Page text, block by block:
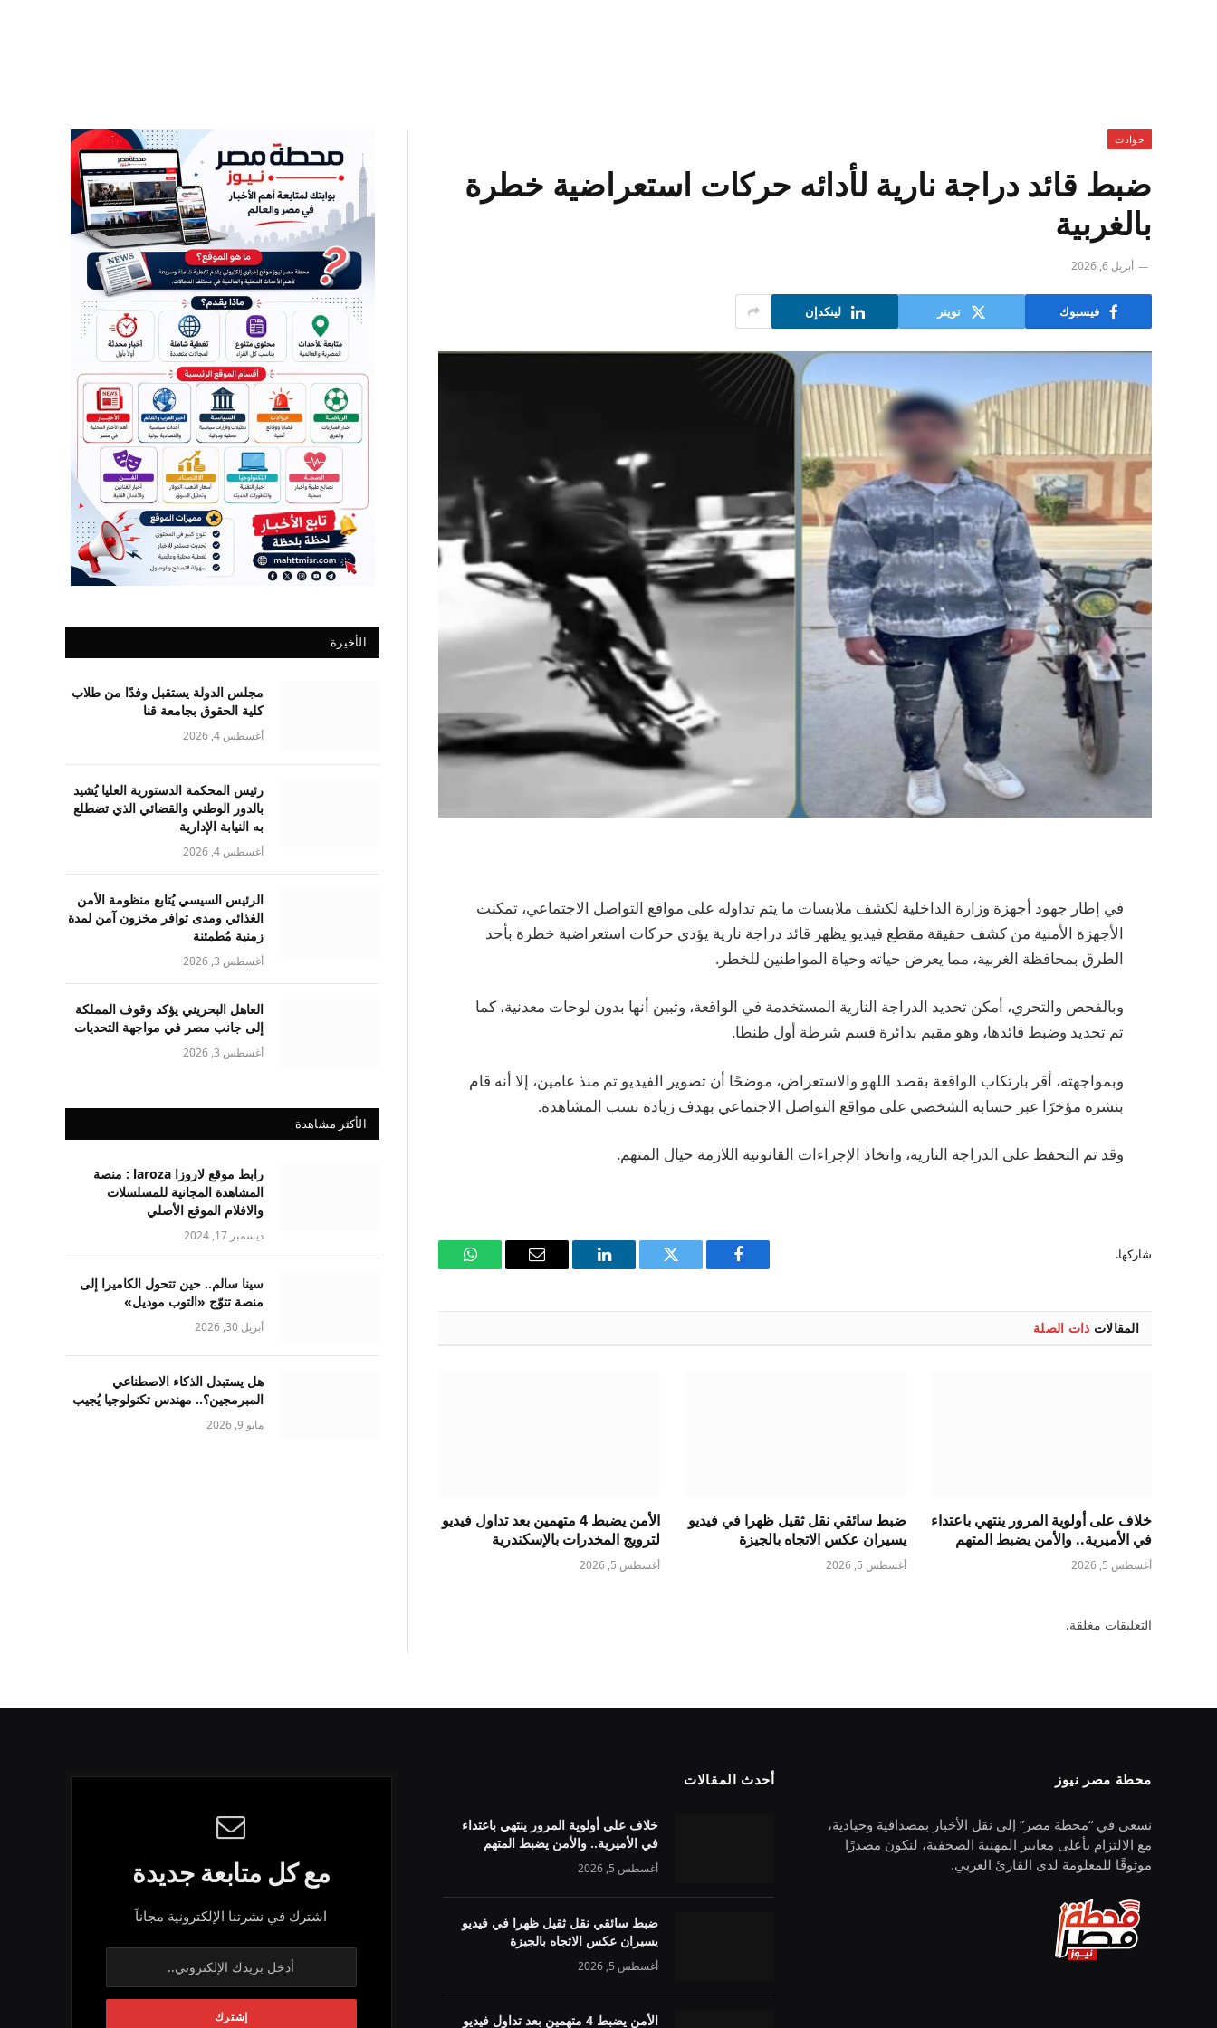
حوادث
ضبط قائد دراجة نارية لأدائه حركات استعراضية خطرة
بالغربية
أبريل 6, 2026
فيسبوك تويتر لينكدإن
في إطار جهود أجهزة وزارة الداخلية لكشف ملابسات ما يتم تداوله على مواقع التواصل الاجتماعي، تمكنت
الأجهزة الأمنية من كشف حقيقة مقطع فيديو يظهر قائد دراجة نارية يؤدي حركات استعراضية خطرة بأحد
الطرق بمحافظة الغربية، مما يعرض حياته وحياة المواطنين للخطر.
وبالفحص والتحري، أمكن تحديد الدراجة النارية المستخدمة في الواقعة، وتبين أنها بدون لوحات معدنية، كما
تم تحديد وضبط قائدها، وهو مقيم بدائرة قسم شرطة أول طنطا.
وبمواجهته، أقر بارتكاب الواقعة بقصد اللهو والاستعراض، موضحًا أن تصوير الفيديو تم منذ عامين، إلا أنه قام
بنشره مؤخرًا عبر حسابه الشخصي على مواقع التواصل الاجتماعي بهدف زيادة نسب المشاهدة.
وقد تم التحفظ على الدراجة النارية، واتخاذ الإجراءات القانونية اللازمة حيال المتهم.
شاركها.
فيسبوك
تويتر لينكدإن
البريد
واتساب
المقالات ذات الصلة
خلاف على أولوية المرور ينتهي باعتداء
في الأميرية.. والأمن يضبط المتهم
أغسطس 5, 2026
ضبط سائقي نقل ثقيل ظهرا في فيديو
يسيران عكس الاتجاه بالجيزة
أغسطس 5, 2026
الأمن يضبط 4 متهمين بعد تداول فيديو
لترويج المخدرات بالإسكندرية
أغسطس 5, 2026
التعليقات مغلقة.
الأخيرة
مجلس الدولة يستقبل وفدًا من طلاب
كلية الحقوق بجامعة قنا
أغسطس 4, 2026
رئيس المحكمة الدستورية العليا يُشيد
بالدور الوطني والقضائي الذي تضطلع
به النيابة الإدارية
أغسطس 4, 2026
الرئيس السيسي يُتابع منظومة الأمن
الغذائي ومدى توافر مخزون آمن لمدة
زمنية مُطمئنة
أغسطس 3, 2026
العاهل البحريني يؤكد وقوف المملكة
إلى جانب مصر في مواجهة التحديات
أغسطس 3, 2026
الأكثر مشاهدة
رابط موقع لاروزا laroza : منصة
المشاهدة المجانية للمسلسلات
والافلام الموقع الأصلي
ديسمبر 17, 2024
سينا سالم.. حين تتحول الكاميرا إلى
منصة تتوّج «التوب موديل»
أبريل 30, 2026
هل يستبدل الذكاء الاصطناعي
المبرمجين؟.. مهندس تكنولوجيا يُجيب
مايو 9, 2026
محطة مصر نيوز
نسعى في “محطة مصر” إلى نقل الأخبار بمصداقية وحيادية،
مع الالتزام بأعلى معايير المهنية الصحفية، لنكون مصدرًا
موثوقًا للمعلومة لدى القارئ العربي.
أحدث المقالات
خلاف على أولوية المرور ينتهي باعتداء
في الأميرية.. والأمن يضبط المتهم
أغسطس 5, 2026
ضبط سائقي نقل ثقيل ظهرا في فيديو
يسيران عكس الاتجاه بالجيزة
أغسطس 5, 2026
الأمن يضبط 4 متهمين بعد تداول فيديو
مع كل متابعة جديدة
اشترك في نشرتنا الإلكترونية مجاناً